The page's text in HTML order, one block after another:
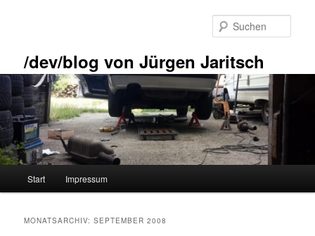
/dev/blog von Jürgen Jaritsch
Start Impressum
MONATSARCHIV:SEPTEMBER 2008